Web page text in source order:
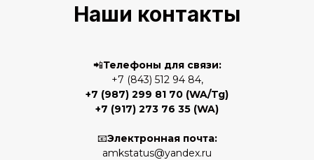
Наши контакты
📲Телефоны для связи:
+7 (843) 512 94 84,
+7 (987) 299 81 70 (WA/Tg)
+7 (917) 273 76 35 (WA)
📧Электронная почта:
amkstatus@yandex.ru